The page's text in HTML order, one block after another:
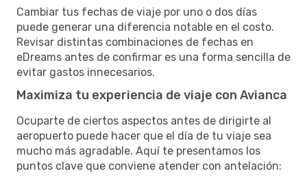
Cambiar tus fechas de viaje por uno o dos días
puede generar una diferencia notable en el costo.
Revisar distintas combinaciones de fechas en
eDreams antes de confirmar es una forma sencilla de
evitar gastos innecesarios.
Maximiza tu experiencia de viaje con Avianca
Ocuparte de ciertos aspectos antes de dirigirte al
aeropuerto puede hacer que el día de tu viaje sea
mucho más agradable. Aquí te presentamos los
puntos clave que conviene atender con antelación: